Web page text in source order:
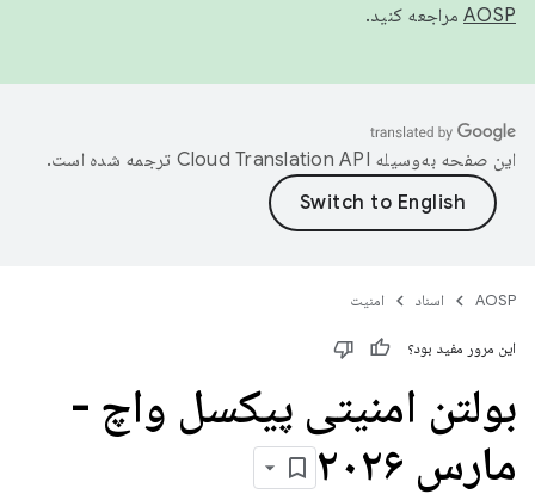
AOSP مراجعه کنید.
این صفحه به‌وسیله ترجمه شده است.
AOSP اسناد امنیت
این مرور مفید بود؟
بولتن امنیتی پیکسل واچ -
مارس ۲۰۲۶